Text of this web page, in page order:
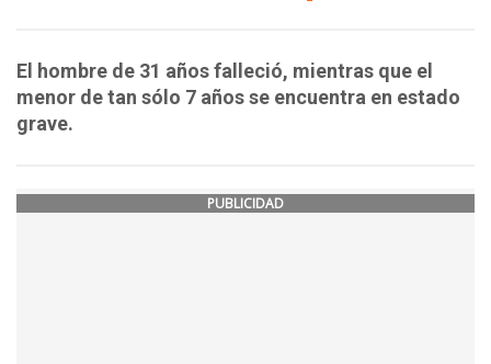
El hombre de 31 años falleció, mientras que el
menor de tan sólo 7 años se encuentra en estado
grave.
PUBLICIDAD